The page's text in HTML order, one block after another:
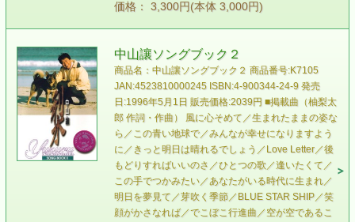
価格： 3,300円(本体 3,000円)
中山讓ソングブック２
商品名：中山讓ソングブック２ 商品番号:K7105
JAN:4523810000245 ISBN:4-900344-24-9 発売
日:1996年5月1日 販売価格:2039円 ■掲載曲（柚梨太
郎 作詞・作曲） 風に心そめて／生まれたままの姿な
ら／この青い地球で／みんなが幸せになりますよう
に／きっと明日は晴れるでしょう／Love Letter／後
もどりすればいいのさ／ひとつの歌／逢いたくて／
この手でつかみたい／あなたがいる時代に生まれ／
明日を夢見て／芽吹く季節／BLUE STAR SHIP／笑
顔がかさなれば／でこぼこ行進曲／空が空であるこ